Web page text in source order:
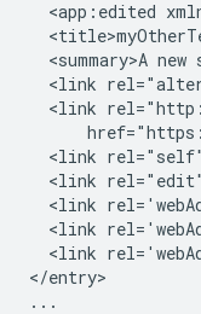
<app:edited
  <title>
<summary>A new
<link
<link
<link
<link
<link
<link
<link
</entry>
...